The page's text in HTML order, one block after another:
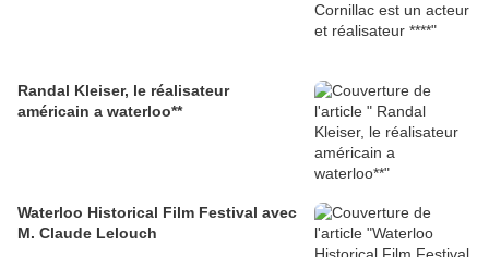
Randal Kleiser, le réalisateur
américain a waterloo**
Waterloo Historical Film Festival avec
M. Claude Lelouch